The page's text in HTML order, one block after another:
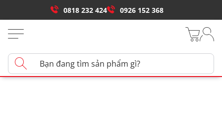
0818 232 424 0926 152 368